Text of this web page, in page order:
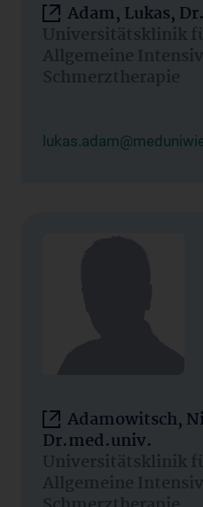
Adam, Lukas,
Universitätsklinik
Allgemeine
Schmerztherapie
Adamowitsch,
Dr.med.univ.
Universitätsklinik
Allgemeine